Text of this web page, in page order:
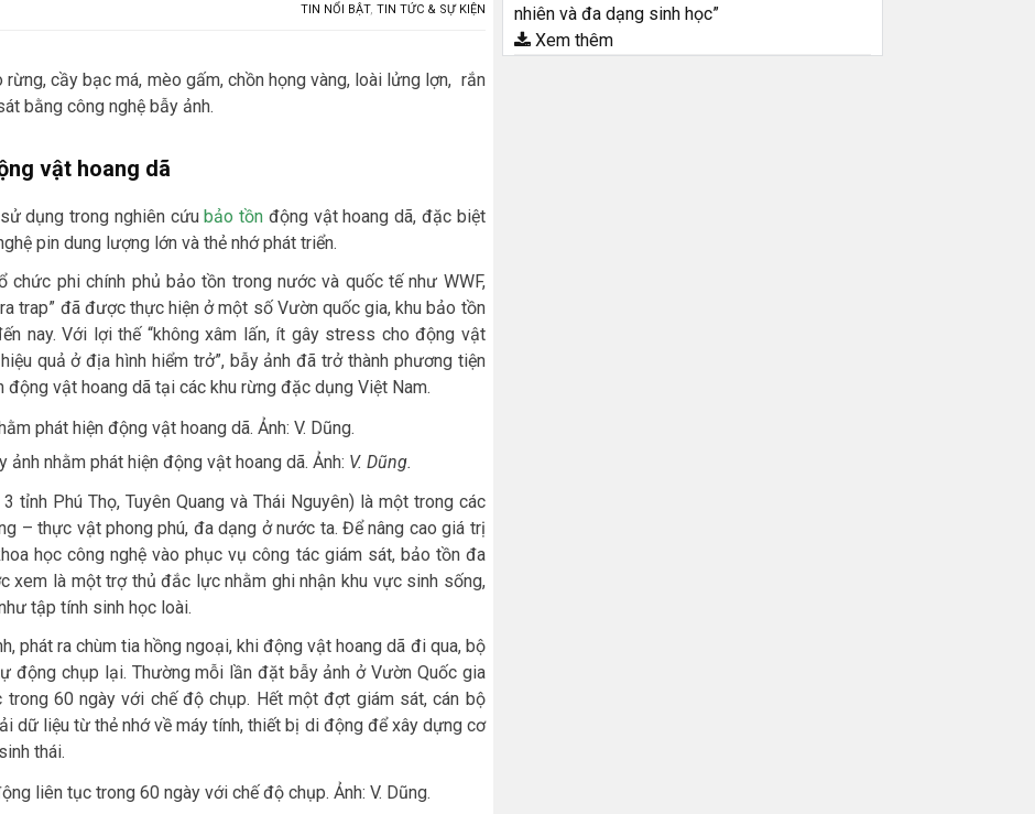
TIN NỔI BẬT, TIN TỨC & SỰ KIỆN
cầy bạc má, mèo gấm, chồn họng vàng, loài lửng lợn, rắn
bằng công nghệ bẫy ảnh.
vật hoang dã
dụng trong nghiên cứubảo tồn động vật hoang dã, đặc biệt
pin dung lượng lớn và thẻ nhớ phát triển.
phi chính phủ bảo tồn trong nước và quốc tế như WWF,
trap” đã được thực hiện ở một số Vườn quốc gia, khu bảo tồn
nay. Với lợi thế “không xâm lấn, ít gây stress cho động vật
quả ở địa hình hiểm trở”, bẫy ảnh đã trở thành phương tiện
động vật hoang dã tại các khu rừng đặc dụng Việt Nam.
ảnh nhằm phát hiện động vật hoang dã. Ảnh: V. Dũng.
tỉnh Phú Thọ, Tuyên Quang và Thái Nguyên) là một trong các
– thực vật phong phú, đa dạng ở nước ta. Để nâng cao giá trị
học công nghệ vào phục vụ công tác giám sát, bảo tồn đa
xem là một trợ thủ đắc lực nhằm ghi nhận khu vực sinh sống,
tập tính sinh học loài.
phát ra chùm tia hồng ngoại, khi động vật hoang dã đi qua, bộ
động chụp lại. Thường mỗi lần đặt bẫy ảnh ở Vườn Quốc gia
60 ngày với chế độ chụp. Hết một đợt giám sát, cán bộ
dữ liệu từ thẻ nhớ về máy tính, thiết bị di động để xây dựng cơ
thái.
nhiên và đa dạng sinh học”
Xem thêm